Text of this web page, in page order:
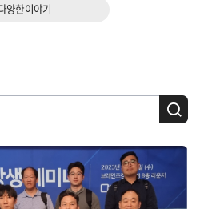
양한이야기